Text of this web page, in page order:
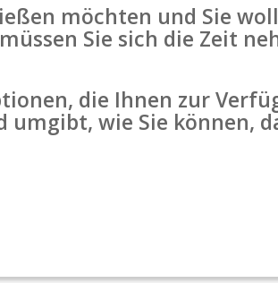
möchten und Sie
Sie sich die Zeit
die Ihnen zur
wie Sie können,